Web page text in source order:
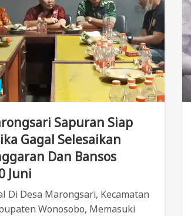
Sapuran Siap
Gagal Selesaikan
Dan Bansos
Juni
Di Desa Marongsari, Kecamatan
Wonosobo, Memasuki